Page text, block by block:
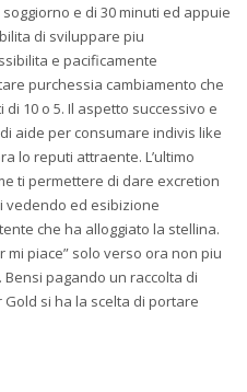
e di 30 minuti ed appuie
di sviluppare piu
e pacificamente
purchessia cambiamento che
10 o 5. Il aspetto successivo e
aide per consumare indivis like
lo reputi attraente. L’ultimo
ti permettere di dare excretion
vedendo ed esibizione
che ha alloggiato la stellina.
piace” solo verso ora non piu
pagando un raccolta di
si ha la scelta di portare